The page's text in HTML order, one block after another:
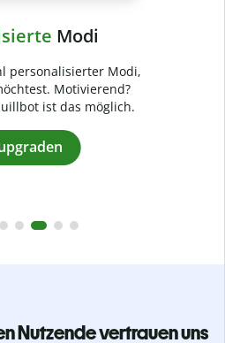
Nutzende vertrauen uns